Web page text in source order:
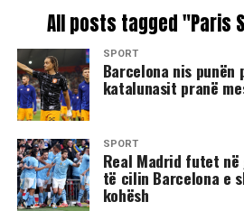
All posts tagged "Paris
SPORT
Barcelona nis
katalunasit pranë
SPORT
Real Madrid futet
të cilin Barcelona e
kohësh